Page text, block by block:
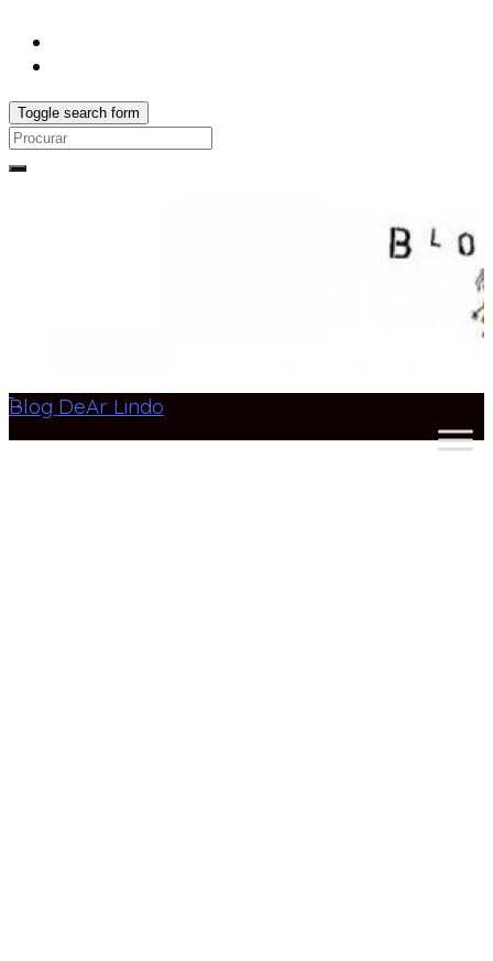
Toggle search form
Search
Blog DeAr Lindo